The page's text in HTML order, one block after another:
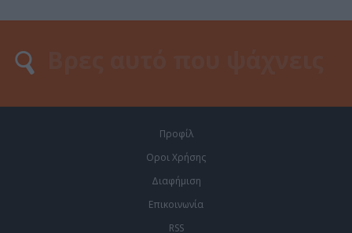
Προφίλ
Οροι Χρήσης
Διαφήμιση
Επικοινωνία
RSS